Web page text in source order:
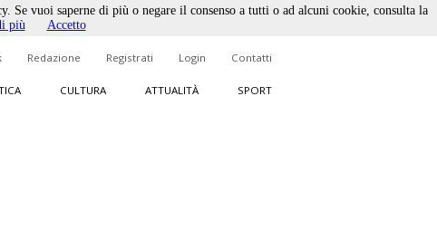
Redazione Registrati Login Contatti
CULTURA ATTUALITÀ SPORT
vuoi saperne di più o negare il consenso a tutti o ad alcuni cookie, consulta la
più Accetto